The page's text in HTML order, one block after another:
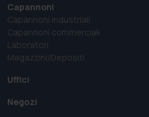
Capannoni
Capannoni industriali
Capannoni commerciali
Laboratori
Magazzini/Depositi
Uffici
Negozi